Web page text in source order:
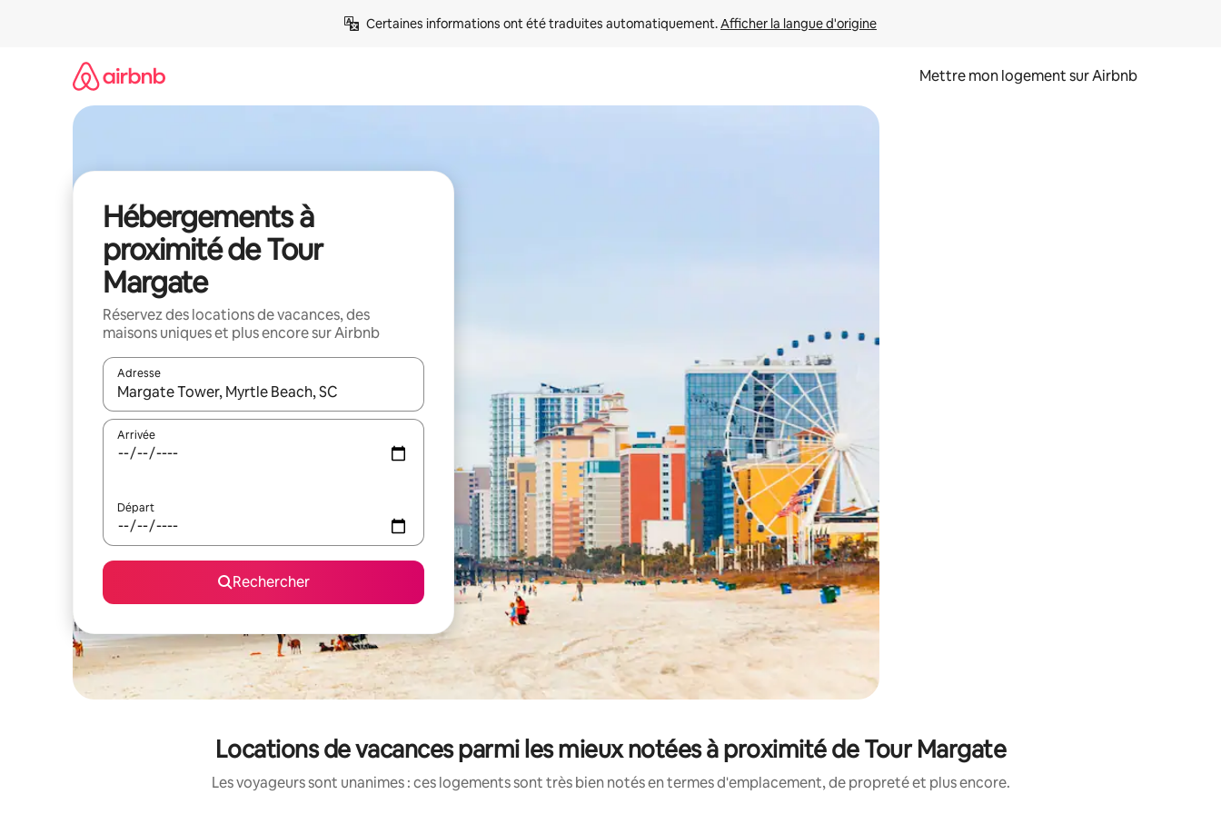
Certaines informations ont été traduites automatiquement. Afficher la langue d'origine
Mettre mon logement sur Airbnb
Hébergements à
proximité de Tour
Margate
Réservez des locations de vacances, des
maisons uniques et plus encore sur Airbnb
Adresse
Lorsque les résultats s'affichent, utilisez les flèches vers le haut et vers le bas pour les parcourir ou en appuyant et en faisant glisser.
Arrivée
Départ
Rechercher
Locations de vacances parmi les mieux notées à proximité de Tour Margate
Les voyageurs sont unanimes : ces logements sont très bien notés en termes d'emplacement, de propreté et plus encore.